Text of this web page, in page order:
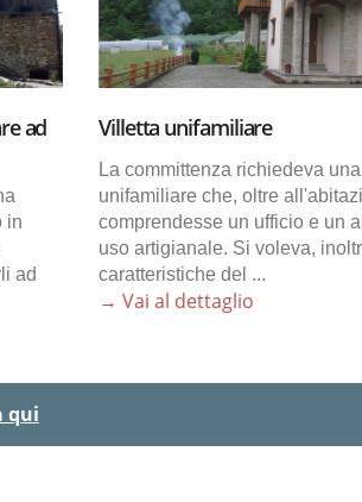
ad
in
ad
Villetta unifamiliare
La committenza richiedeva
unifamiliare che, oltre
comprendesse un ufficio e un
uso artigianale. Si voleva,
caratteristiche del ...
→ Vai al dettaglio
qui